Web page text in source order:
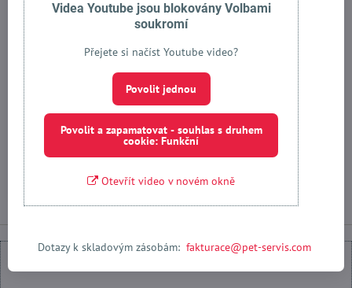
Pečující aerosol pro psy pro
srst a suchou pokožku No.
62 Isle Of Dogs
Skladem
Zobrazit
Videa Youtube jsou blokovány Volbami
soukromí
Přejete si načíst Youtube video?
Povolit jednou
Povolit a zapamatovat - souhlas s druhem
cookie: Funkční
Otevřít video v novém okně
Dotazy k skladovým zásobám:fakturace@pet-servis.com